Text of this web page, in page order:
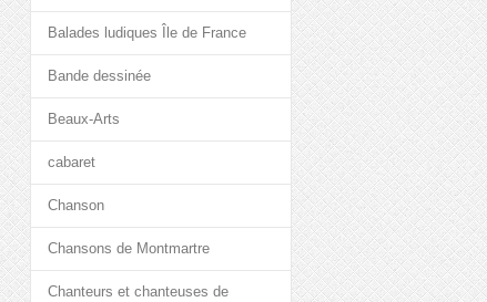
Balades ludiques Île de France
Bande dessinée
Beaux-Arts
cabaret
Chanson
Chansons de Montmartre
Chanteurs et chanteuses de